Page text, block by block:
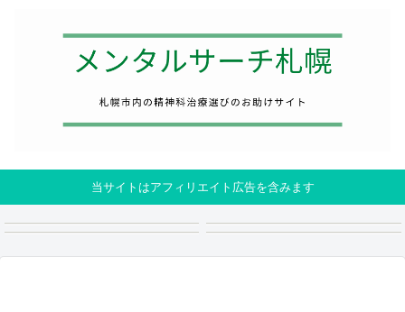
当サイトはアフィリエイト広告を含みます